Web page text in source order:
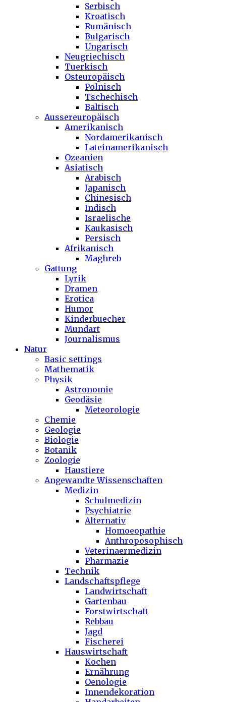
Serbisch
Kroatisch
Rumänisch
Bulgarisch
Ungarisch
Neugriechisch
Tuerkisch
Osteuropäisch
Polnisch
Tschechisch
Baltisch
Aussereuropäisch
Amerikanisch
Nordamerikanisch
Lateinamerikanisch
Ozeanien
Asiatisch
Arabisch
Japanisch
Chinesisch
Indisch
Israelische
Kaukasisch
Persisch
Afrikanisch
Maghreb
Gattung
Lyrik
Dramen
Erotica
Humor
Kinderbuecher
Mundart
Journalismus
Natur
Basic settings
Mathematik
Physik
Astronomie
Geodäsie
Meteorologie
Chemie
Geologie
Biologie
Botanik
Zoologie
Haustiere
Angewandte Wissenschaften
Medizin
Schulmedizin
Psychiatrie
Alternativ
Homoeopathie
Anthroposophisch
Veterinaermedizin
Pharmazie
Technik
Landschaftspflege
Landwirtschaft
Gartenbau
Forstwirtschaft
Rebbau
Jagd
Fischerei
Hauswirtschaft
Kochen
Ernährung
Oenologie
Innendekoration